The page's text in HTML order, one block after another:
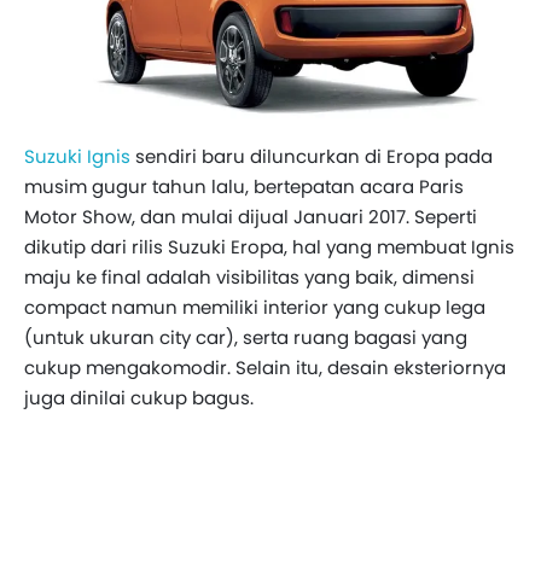
Suzuki Ignis sendiri baru diluncurkan di Eropa pada
musim gugur tahun lalu, bertepatan acara Paris
Motor Show, dan mulai dijual Januari 2017. Seperti
dikutip dari rilis Suzuki Eropa, hal yang membuat Ignis
maju ke final adalah visibilitas yang baik, dimensi
compact namun memiliki interior yang cukup lega
(untuk ukuran city car), serta ruang bagasi yang
cukup mengakomodir. Selain itu, desain eksteriornya
juga dinilai cukup bagus.